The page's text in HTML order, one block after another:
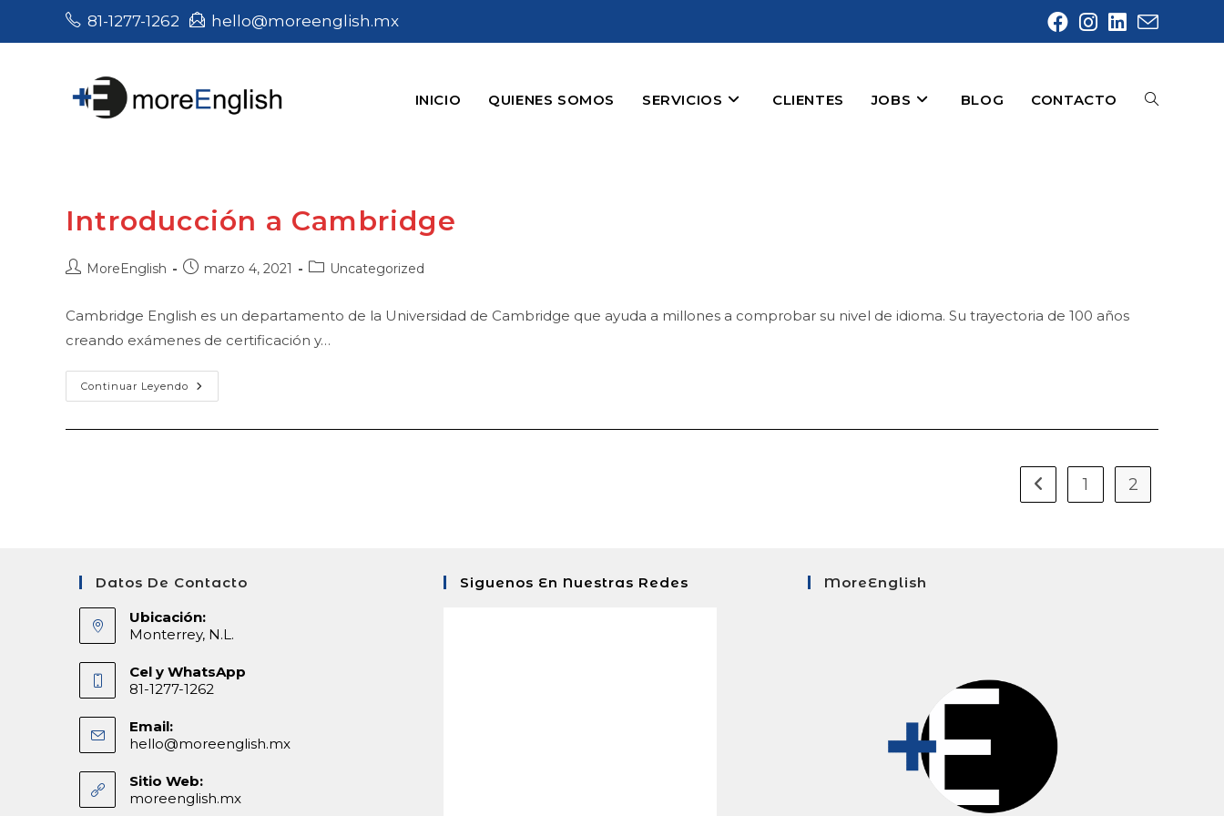
81-1277-1262 hello@moreenglish.mx
INICIO QUIENES SOMOS SERVICIOS CLIENTES JOBS BLOG CONTACTO ALTERNAR
Introducción a Cambridge
Autor
entrada:
MoreEnglish
Publicación
entrada:
marzo 4, 2021
Categoría
entrada:
Uncategorized
Cambridge English es un departamento de la Universidad de Cambridge que ayuda a millones a comprobar su nivel de idioma. Su trayectoria de 100 años
creando exámenes de certificación y…
Continuar Leyendo Introducción
A
Ir a la página anterior
1 2
Datos De Contacto
Ubicación:
Monterrey, N.L.
Cel y WhatsApp
81-1277-1262
Email:
hello@moreenglish.mxAbre
Sitio Web:
moreenglish.mx
Siguenos En Nuestras Redes MoreEnglish